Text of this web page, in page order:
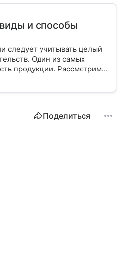
и способы
следует учитывать целый
Один из самых
продукции. Рассмотрим
это такое, способы расчета
Поделиться